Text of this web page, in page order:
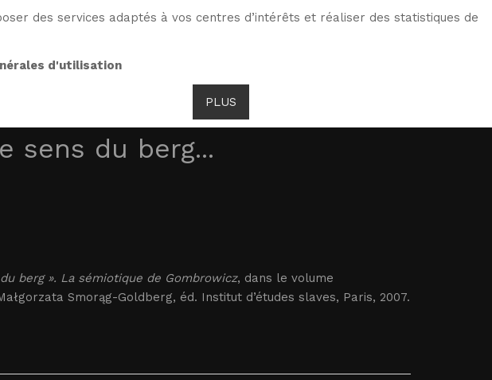
des services adaptés à vos centres d’intérêts et réaliser des statistiques de
d'utilisation
PLUS
sens du berg...
berg ». La sémiotique de Gombrowicz, dans le volume
Smorąg-Goldberg, éd. Institut d’études slaves, Paris, 2007.